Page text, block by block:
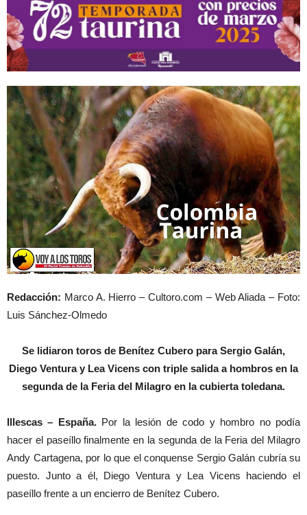
Redacción: Marco A. Hierro – Cultoro.com – Web Aliada – Foto:
Luis Sánchez-Olmedo
Se lidiaron toros de Benítez Cubero para Sergio Galán,
Diego Ventura y Lea Vicens con triple salida a hombros en la
segunda de la Feria del Milagro en la cubierta toledana.
Illescas – España.Por la lesión de codo y hombro no podía
hacer el paseíllo finalmente en la segunda de la Feria del Milagro
Andy Cartagena, por lo que el conquense Sergio Galán cubría su
puesto. Junto a él, Diego Ventura y Lea Vicens haciendo el
paseíllo frente a un encierro de Benítez Cubero.